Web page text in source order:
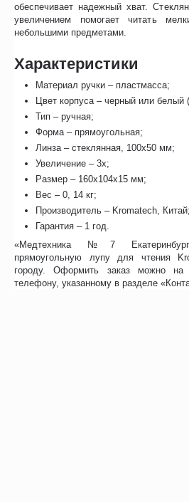
обеспечивает надежный хват.
увеличением помогает читать
небольшими предметами.
Характеристики
Материал ручки – пластмасса;
Цвет корпуса – черный или
Тип – ручная;
Форма – прямоугольная;
Линза – стеклянная, 100х50 мм;
Увеличение – 3х;
Размер – 160х104х15 мм;
Вес – 0, 14 кг;
Производитель – Kromatech, Китай;
Гарантия – 1 год.
«Медтехника №7
прямоугольную лупу для чтения
городу. Оформить заказ можно
телефону, указанному в разделе